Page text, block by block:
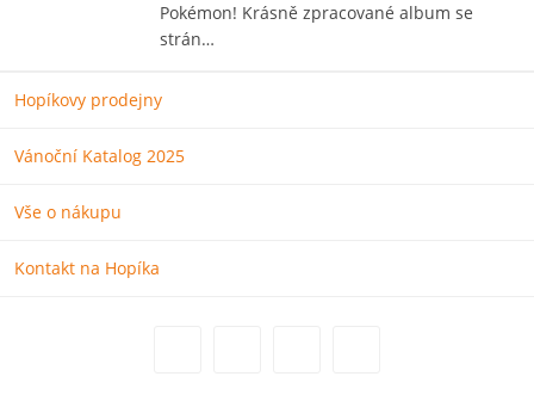
Pokémon! Krásně zpracované album se
strán…
Hopíkovy prodejny
Vánoční Katalog 2025
Vše o nákupu
Kontakt na Hopíka